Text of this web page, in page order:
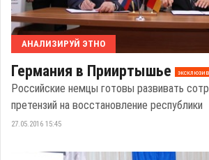
АНАЛИЗИРУЙ ЭТНО
Германия в Прииртышье эксклюзив
Российские немцы готовы развивать
претензий на восстановление республики
27.05.2016 15:45